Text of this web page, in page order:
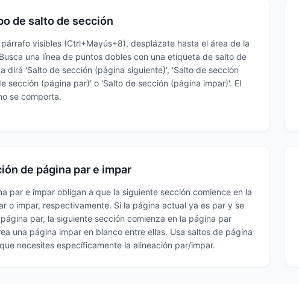
de salto de sección
visibles (Ctrl+Mayús+8), desplázate hasta el área de la
una línea de puntos dobles con una etiqueta de salto de
dirá 'Salto de sección (página siguiente)', 'Salto de sección
sección (página par)' o 'Salto de sección (página impar)'. El
se comporta.
de página par e impar
par e impar obligan a que la siguiente sección comience en la
o impar, respectivamente. Si la página actual ya es par y se
par, la siguiente sección comienza en la página par
una página impar en blanco entre ellas. Usa saltos de página
necesites específicamente la alineación par/impar.